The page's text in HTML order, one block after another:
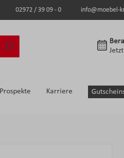
02972 / 39 09 - 0 info@moebel-
Prospekte Karriere